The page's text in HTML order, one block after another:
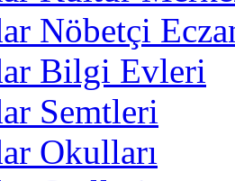
Nöbetçi
Bilgi Evleri
Semtleri
Okulları